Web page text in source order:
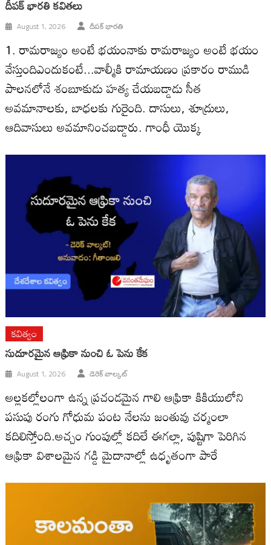
దీపక్ భారతి కవితలు
August 1, 2026 దీపక్ భారతి
1. రామరాజ్యం అంటే భయంనాకు రామరాజ్యం అంటే భయం
వేస్తుందిఎందుకంటే...వాల్మీకి రామాయణం ప్రకారం రాముడి
పాలనలోనే శంబూకుడు హత్య చేయబడ్డాడు సీత
అవమానాలకు, బాధలకు గురైంది. దాసులు, శూద్రులు,
ఆదివాసులు అవమానించబడ్డారు. గాంధీ యొక్క
కవిత్వం
సుదూరమైన ఆఫ్రికా నుంచి ఓ పెను కేక
August 1, 2026 డెరెక్ వాల్కట్
అల్లకల్లోలంగా ఉన్న ప్రచండమైన గాలి ఆఫ్రికా కికియులోని
పసుపు రంగు గోధుమ పంట నేలను జంతువు చర్మంలా
కదిలిస్తోంది.అచ్చం గుంపుల్లో కదిలే ఈగల్లా, పుష్టిగా పెరిగిన
ఆఫ్రికా విశాలమైన గడ్డి మైదానాల్లో ఉధృతంగా పారే